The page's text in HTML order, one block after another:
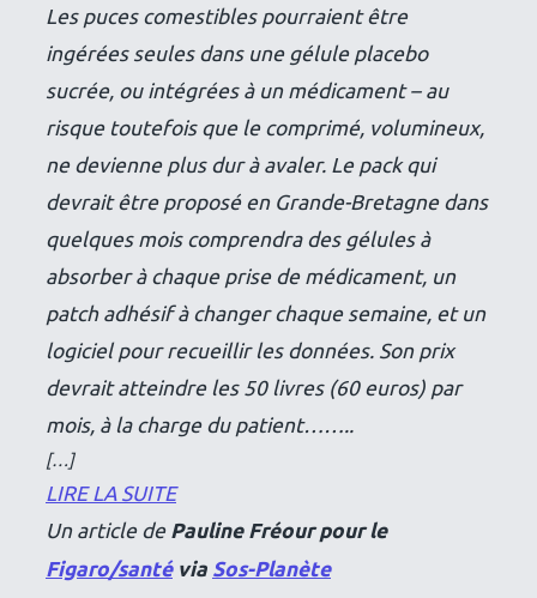
Les puces comestibles pourraient être
ingérées seules dans une gélule placebo
sucrée, ou intégrées à un médicament – au
risque toutefois que le comprimé, volumineux,
ne devienne plus dur à avaler. Le pack qui
devrait être proposé en Grande-Bretagne dans
quelques mois comprendra des gélules à
absorber à chaque prise de médicament, un
patch adhésif à changer chaque semaine, et un
logiciel pour recueillir les données. Son prix
devrait atteindre les 50 livres (60 euros) par
mois, à la charge du patient……..
[…]
LIRE LA SUITE
Un article dePauline Fréour pour le
Figaro/santéviaSos-Planète